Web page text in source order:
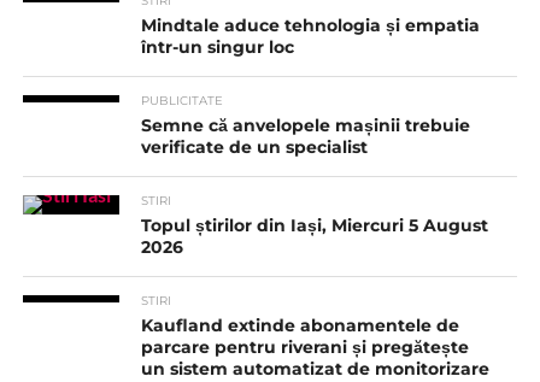
Mindtale aduce tehnologia și empatia
într-un singur loc
PUBLICITATE
Semne că anvelopele mașinii trebuie
verificate de un specialist
STIRI
Topul știrilor din Iași, Miercuri 5 August
2026
STIRI
Kaufland extinde abonamentele de
parcare pentru riverani și pregătește
un sistem automatizat de monitorizare